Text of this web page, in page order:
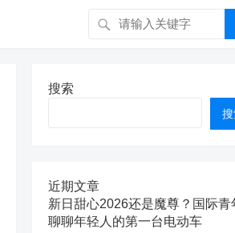
搜索
近期文章
新日甜心2026还是魔尊？国际青
聊聊年轻人的第一台电动车